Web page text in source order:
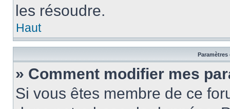
les résoudre.
Haut
Paramètres
» Comment modifier mes
Si vous êtes membre de ce